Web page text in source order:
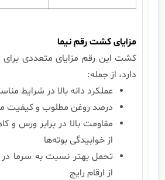
مزایای کشت رقم نیما
کشت این رقم مزایای متعددی برای
دارد، از جمله:
عملکرد دانه بالا در شرایط
درصد روغن مطلوب و کیفیت
مقاومت بالا در برابر ورس
از خوابیدگی بوته‌ها
تحمل بهتر نسبت به سرما در
از ارقام رایج